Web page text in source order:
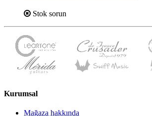
Stok sorun
Kurumsal
Mağaza hakkında